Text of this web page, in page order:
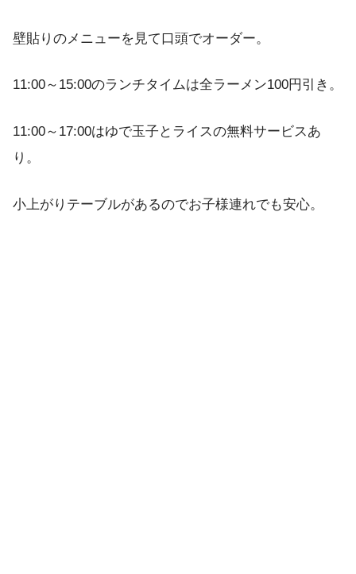
壁貼りのメニューを見て口頭でオーダー。
11:00～15:00のランチタイムは全ラーメン100円引き。
11:00～17:00はゆで玉子とライスの無料サービスあ
り。
小上がりテーブルがあるのでお子様連れでも安心。